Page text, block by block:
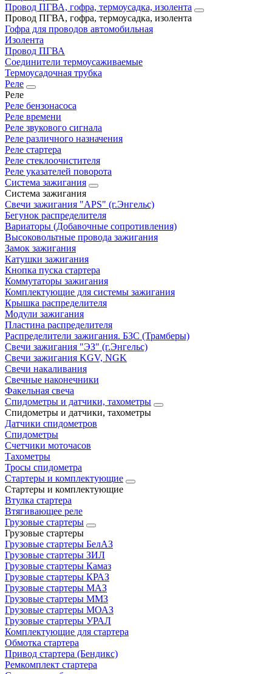
Провод ПГВА, гофра, термоусадка, изолента
Провод ПГВА, гофра, термоусадка, изолента
Гофра для проводов автомобильная
Изолента
Провод ПГВА
Соединители термоусаживаемые
Термоусадочная трубка
Реле
Реле
Реле бензонасоса
Реле времени
Реле звукового сигнала
Реле различного назначения
Реле стартера
Реле стеклоочистителя
Реле указателей поворота
Система зажигания
Система зажигания
Свечи зажигания "APS" (г.Энгельс)
Бегунок распределителя
Вариаторы (Добавочные сопротивления)
Высоковольтные провода зажигания
Замок зажигания
Катушки зажигания
Кнопка пуска стартера
Коммутаторы зажигания
Комплектующие для системы зажигания
Крышка распределителя
Модули зажигания
Пластина распределителя
Распределители зажигания. БЗС (Трамберы)
Свечи зажигания "ЭЗ" (г.Энгельс)
Свечи зажигания KGV, NGK
Свечи накаливания
Свечные наконечники
Факельная свеча
Спидометры и датчики, тахометры
Спидометры и датчики, тахометры
Датчики спидометров
Спидометры
Счетчики моточасов
Тахометры
Тросы спидометра
Стартеры и комплектующие
Стартеры и комплектующие
Втулка стартера
Втягивающее реле
Грузовые стартеры
Грузовые стартеры
Грузовые стартеры БелАЗ
Грузовые стартеры ЗИЛ
Грузовые стартеры Камаз
Грузовые стартеры КРАЗ
Грузовые стартеры МАЗ
Грузовые стартеры ММЗ
Грузовые стартеры МОАЗ
Грузовые стартеры УРАЛ
Комплектующие для стартера
Обмотка стартера
Привод стартера (Бендикс)
Ремкомплект стартера